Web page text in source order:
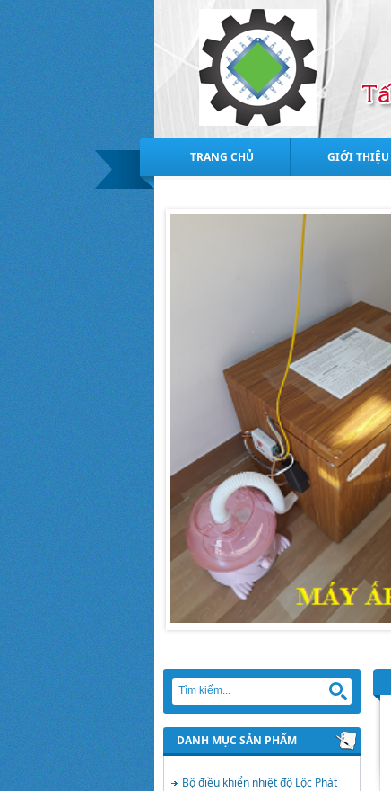
TRANG CHỦ GIỚI THIỆU
DANH MỤC SẢN PHẨM
Bộ điều khiển nhiệt độ Lộc Phát